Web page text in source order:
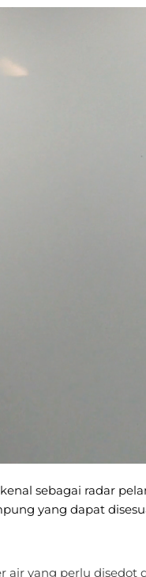
sebagai radar
yang dapat
air yang perlu disedot